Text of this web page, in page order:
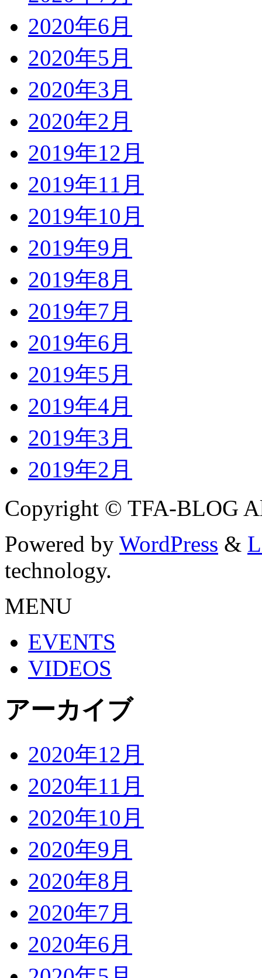
2020年6月
2020年5月
2020年3月
2020年2月
2019年12月
2019年11月
2019年10月
2019年9月
2019年8月
2019年7月
2019年6月
2019年5月
2019年4月
2019年3月
2019年2月
Copyright © TFA-BLOG
Powered by WordPress &
technology.
MENU
EVENTS
VIDEOS
アーカイブ
2020年12月
2020年11月
2020年10月
2020年9月
2020年8月
2020年7月
2020年6月